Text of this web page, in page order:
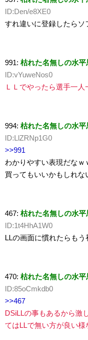
ID:Den/e8XE0
すれ違いに登録したらソ
991: 枯れた名無しの水平
ID:vYuweNos0
ＬＬでやったら選手一
994: 枯れた名無しの水平
ID:LlZRNp1G0
>>991
わかりやすい表現だなｗ
買ってもいいかもしれな
467: 枯れた名無しの水平
ID:1t4HhA1W0
LLの画面に慣れたらも
470: 枯れた名無しの水平
ID:85oCmkdb0
>>467
DSiLLの事もあるから激
てはLLで無い方が良い様